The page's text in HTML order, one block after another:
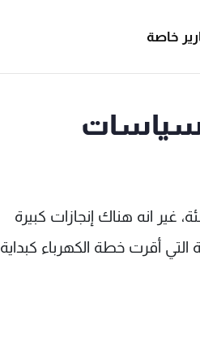
خاصة
غير انه هناك إنجازات كبيرة
أقرت خطة الكهرباء كبداية